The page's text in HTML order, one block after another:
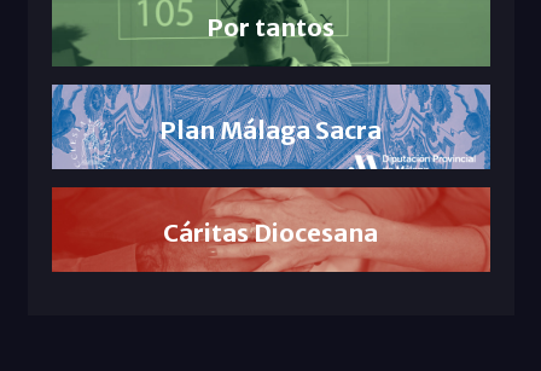
Por tantos
Plan Málaga Sacra
Cáritas Diocesana